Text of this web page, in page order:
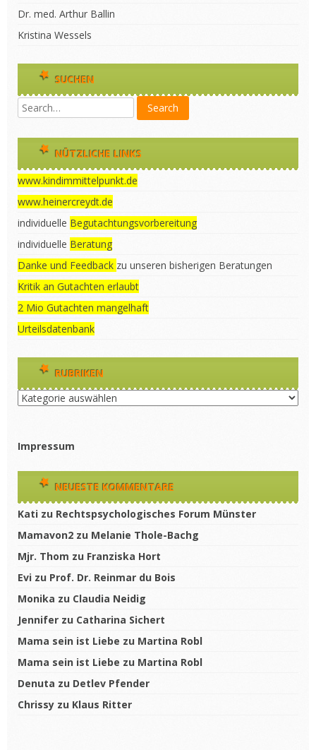
Dr. med. Arthur Ballin
Kristina Wessels
SUCHEN
NÜTZLICHE LINKS
www.kindimmittelpunkt.de
www.heinercreydt.de
individuelle Begutachtungsvorbereitung
individuelle Beratung
Danke und Feedback zu unseren bisherigen Beratungen
Kritik an Gutachten erlaubt
2 Mio Gutachten mangelhaft
Urteilsdatenbank
RUBRIKEN
Rubriken
Impressum
NEUESTE KOMMENTARE
Kati zu Rechtspsychologisches Forum Münster
Mamavon2 zu Melanie Thole-Bachg
Mjr. Thom zu Franziska Hort
Evi zu Prof. Dr. Reinmar du Bois
Monika zu Claudia Neidig
Jennifer zu Catharina Sichert
Mama sein ist Liebe zu Martina Robl
Mama sein ist Liebe zu Martina Robl
Denuta zu Detlev Pfender
Chrissy zu Klaus Ritter